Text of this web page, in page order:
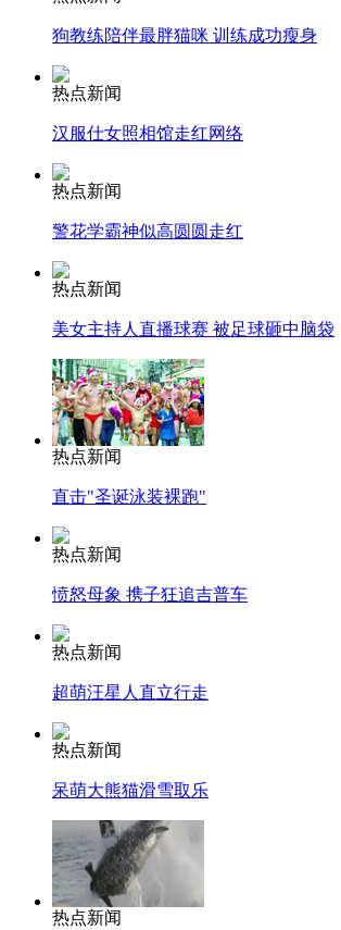
走！跟着总书记去植树
纽约上演“枕头大战”
司机酒驾遇交警 急速倒车逃窜
狗教练陪伴最胖猫咪 训练成功瘦身
热点新闻
汉服仕女照相馆走红网络
热点新闻
警花学霸神似高圆圆走红
热点新闻
美女主持人直播球赛 被足球砸中脑袋
热点新闻
直击"圣诞泳装裸跑"
热点新闻
愤怒母象 携子狂追吉普车
热点新闻
超萌汪星人直立行走
热点新闻
呆萌大熊猫滑雪取乐
热点新闻